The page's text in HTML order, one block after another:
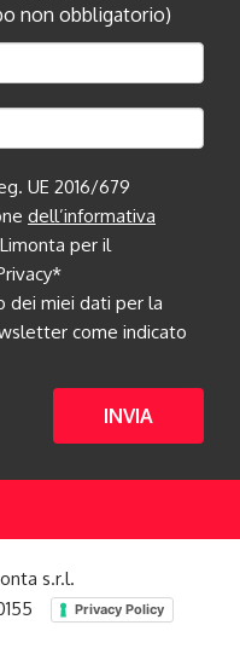
non obbligatorio)
UE 2016/679
dell’informativa
per il
dei miei dati per la
come indicato
INVIA
s.r.l.
Privacy Policy